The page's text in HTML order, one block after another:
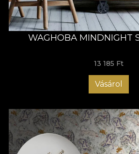
WAGHOBA MINDNIGHT
13 185 Ft
Vásárol